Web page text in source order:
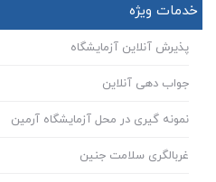
خدمات ویژه
پذیرش آنلاین آزمایشگاه
جواب دهی آنلاین
نمونه گیری در محل آزمایشگاه آرمین
غربالگری سلامت جنین